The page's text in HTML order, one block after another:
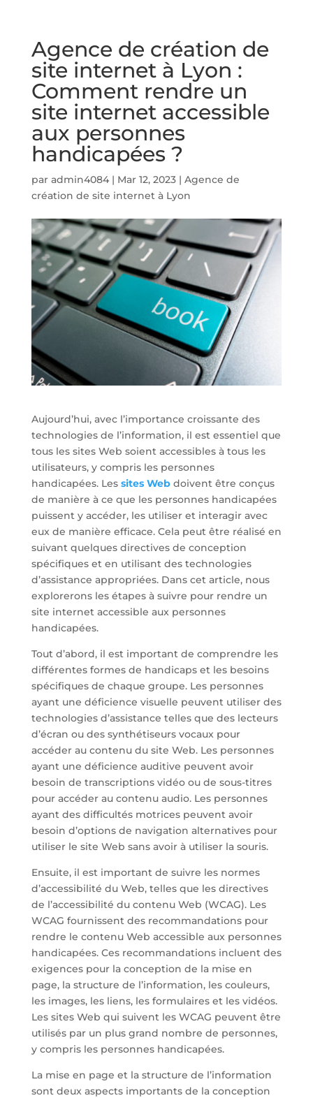
Agence de création de
site internet à Lyon :
Comment rendre un
site internet accessible
aux personnes
handicapées ?
par admin4084| Mar 12, 2023| Agence de
création de site internet à Lyon
Aujourd’hui, avec l’importance croissante des
technologies de l’information, il est essentiel que
tous les sites Web soient accessibles à tous les
utilisateurs, y compris les personnes
handicapées. Lessites Webdoivent être conçus
de manière à ce que les personnes handicapées
puissent y accéder, les utiliser et interagir avec
eux de manière efficace. Cela peut être réalisé en
suivant quelques directives de conception
spécifiques et en utilisant des technologies
d’assistance appropriées. Dans cet article, nous
explorerons les étapes à suivre pour rendre un
site internet accessible aux personnes
handicapées.
Tout d’abord, il est important de comprendre les
différentes formes de handicaps et les besoins
spécifiques de chaque groupe. Les personnes
ayant une déficience visuelle peuvent utiliser des
technologies d’assistance telles que des lecteurs
d’écran ou des synthétiseurs vocaux pour
accéder au contenu du site Web. Les personnes
ayant une déficience auditive peuvent avoir
besoin de transcriptions vidéo ou de sous-titres
pour accéder au contenu audio. Les personnes
ayant des difficultés motrices peuvent avoir
besoin d’options de navigation alternatives pour
utiliser le site Web sans avoir à utiliser la souris.
Ensuite, il est important de suivre les normes
d’accessibilité du Web, telles que les directives
de l’accessibilité du contenu Web (WCAG). Les
WCAG fournissent des recommandations pour
rendre le contenu Web accessible aux personnes
handicapées. Ces recommandations incluent des
exigences pour la conception de la mise en
page, la structure de l’information, les couleurs,
les images, les liens, les formulaires et les vidéos.
Les sites Web qui suivent les WCAG peuvent être
utilisés par un plus grand nombre de personnes,
y compris les personnes handicapées.
La mise en page et la structure de l’information
sont deux aspects importants de la conception